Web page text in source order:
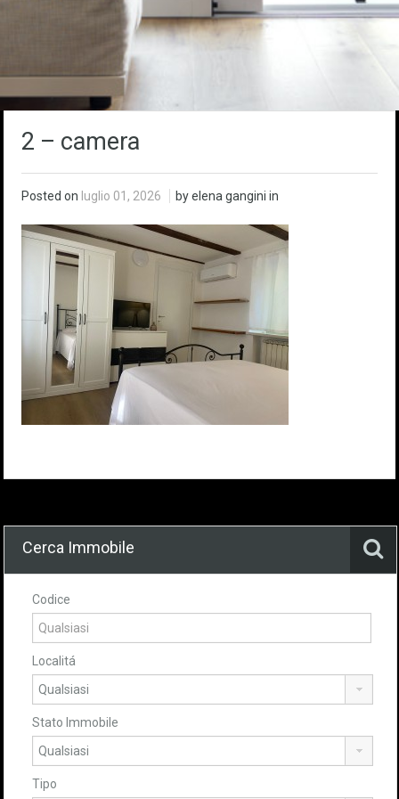
2 – camera
Posted on luglio 01, 2026 by elena gangini in
Cerca Immobile
Codice
Localitá
Stato Immobile
Tipo